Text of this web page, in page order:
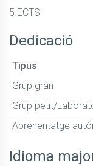
5 ECTS
Dedicació
Tipus
Grup gran
Grup petit/
Aprenentatge
Idioma